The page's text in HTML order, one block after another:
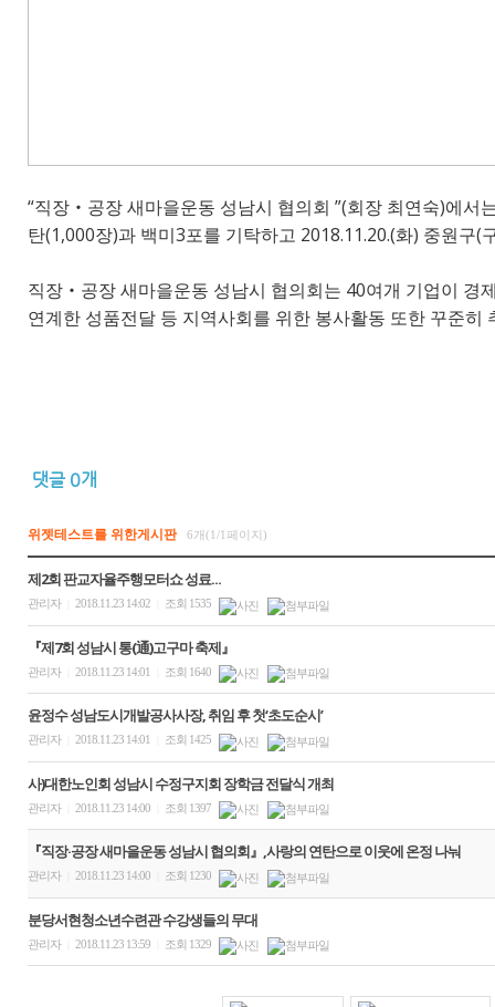
“직장‧공장 새마을운동 성남시 협의회 ”(회장 최연숙)에서
탄(1,000장)과 백미3포를 기탁하고 2018.11.20.(화) 중원구(
직장‧공장 새마을운동 성남시 협의회는 40여개 기업이 경
연계한 성품전달 등 지역사회를 위한 봉사활동 또한 꾸준히
댓글 0개
위젯테스트를 위한게시판 6개(1/1페이지)
제2회 판교자율주행모터쇼 성료...
관리자 2018.11.23 14:02 조회 1535
『제7회 성남시 통(通)고구마 축제』
관리자 2018.11.23 14:01 조회 1640
윤정수 성남도시개발공사사장, 취임 후 첫‘초도순시’
관리자 2018.11.23 14:01 조회 1425
사)대한노인회 성남시 수정구지회 장학금 전달식 개최
관리자 2018.11.23 14:00 조회 1397
『직장·공장 새마을운동 성남시 협의회』,사랑의 연탄으로 이웃에 온정 나눠
관리자 2018.11.23 14:00 조회 1230
분당서현청소년수련관 수강생들의 무대
관리자 2018.11.23 13:59 조회 1329